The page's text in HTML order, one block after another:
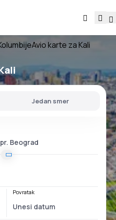
Avio karte za Kali
Jedan smer
Povratak